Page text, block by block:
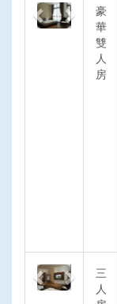
Previous
Next
豪
華
雙
人
房
Previous
Next
三
人